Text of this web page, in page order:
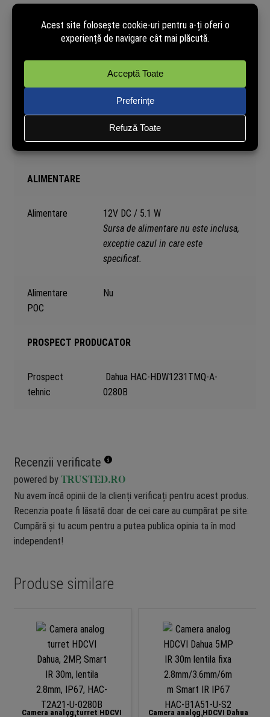
stocare.
Quick-to-install Eyeball Camera
HDCVI adoptă piedestalul de
realiza o instalare mai ușoară decât
globul ocular convențional. Instalarea
rapidă a camerei reduce costurile
legate de timpul și forța de muncă.
ALIMENTARE
Alimentare
12V DC / 5.1 W
Sursa de alimentare nu este inclusa,
exceptie cazul in care este
specificat.
Alimentare
POC
Nu
PROSPECT PRODUCATOR
Prospect
tehnic
Dahua HAC-HDW1231TMQ-A-
0280B
Recenzii verificate
powered by TRUSTED.RO
Nu avem încă opinii de la clienți verificați pentru acest produs.
Recenzia poate fi lăsată doar de cei care au cumpărat pe site.
Cumpără și tu acum pentru a putea publica opinia ta în mod
independent!
Produse similare
Camera analog turret HDCVI Camera analog HDCVI Dahua